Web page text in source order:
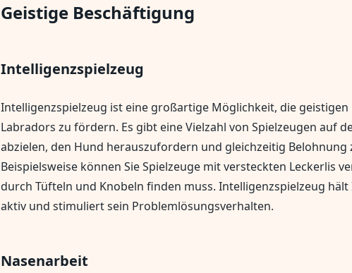
Geistige Beschäftigung
Intelligenzspielzeug
Intelligenzspielzeug ist eine großartige Möglichkeit, die geistigen
Labradors zu fördern. Es gibt eine Vielzahl von Spielzeugen auf
abzielen, den Hund herauszufordern und gleichzeitig Belohnung
Beispielsweise können Sie Spielzeuge mit versteckten Leckerlis
durch Tüfteln und Knobeln finden muss. Intelligenzspielzeug
aktiv und stimuliert sein Problemlösungsverhalten.
Nasenarbeit